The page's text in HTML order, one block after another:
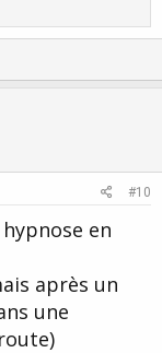
#10
en
après un
une